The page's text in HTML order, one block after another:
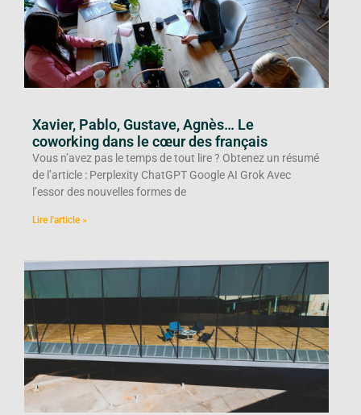
Xavier, Pablo, Gustave, Agnès… Le
coworking dans le cœur des français
Vous n’avez pas le temps de tout lire ? Obtenez un résumé
de l’article : Perplexity ChatGPT Google AI Grok Avec
l’essor des nouvelles formes de
Lire l'article »